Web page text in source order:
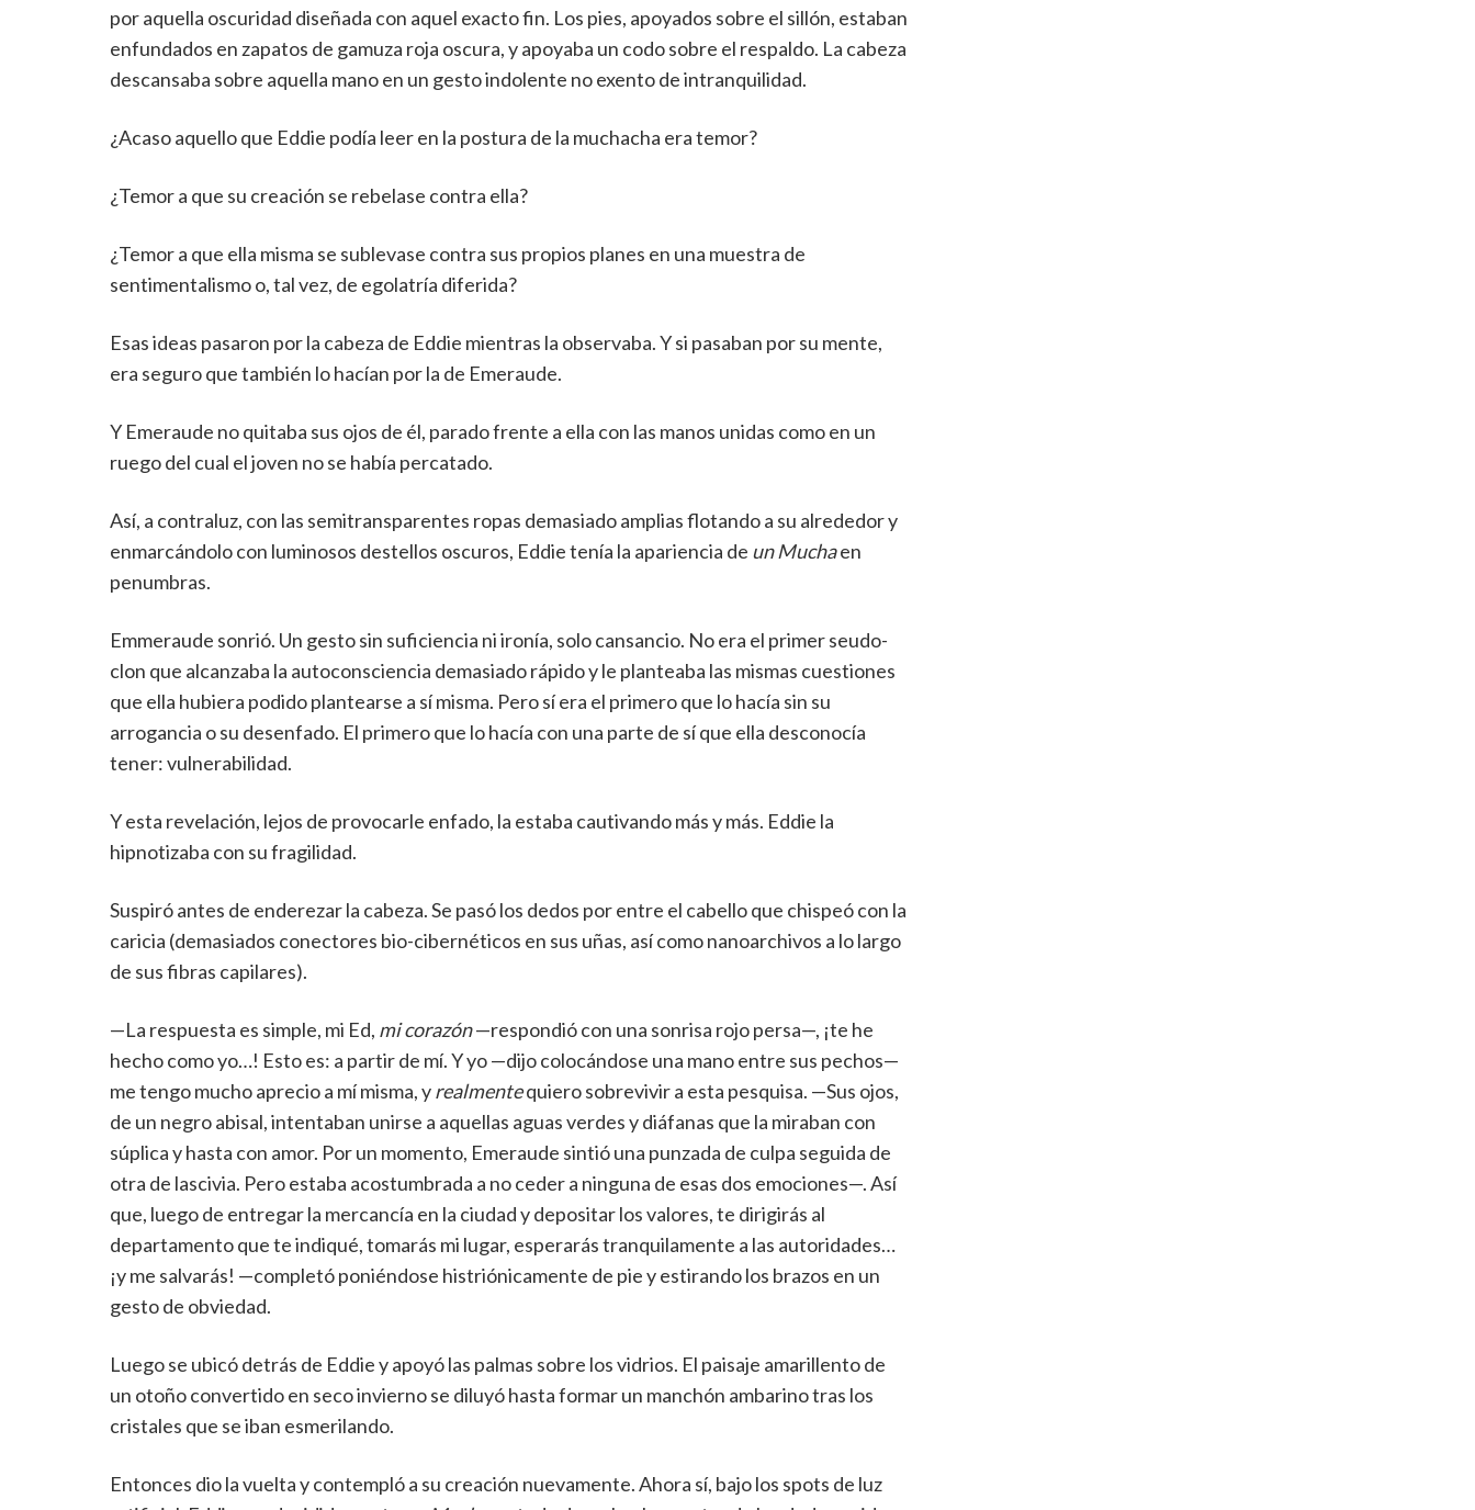
por aquella oscuridad diseñada con aquel exacto fin. Los pies, apoyados sobre el sillón, estaban
enfundados en zapatos de gamuza roja oscura, y apoyaba un codo sobre el respaldo. La cabeza
descansaba sobre aquella mano en un gesto indolente no exento de intranquilidad.
¿Acaso aquello que Eddie podía leer en la postura de la muchacha era temor?
¿Temor a que su creación se rebelase contra ella?
¿Temor a que ella misma se sublevase contra sus propios planes en una muestra de
sentimentalismo o, tal vez, de egolatría diferida?
Esas ideas pasaron por la cabeza de Eddie mientras la observaba. Y si pasaban por su mente,
era seguro que también lo hacían por la de Emeraude.
Y Emeraude no quitaba sus ojos de él, parado frente a ella con las manos unidas como en un
ruego del cual el joven no se había percatado.
Así, a contraluz, con las semitransparentes ropas demasiado amplias flotando a su alrededor y
enmarcándolo con luminosos destellos oscuros, Eddie tenía la apariencia de un Muchaen
penumbras.
Emmeraude sonrió. Un gesto sin suficiencia ni ironía, solo cansancio. No era el primer seudo-
clon que alcanzaba la autoconsciencia demasiado rápido y le planteaba las mismas cuestiones
que ella hubiera podido plantearse a sí misma. Pero sí era el primero que lo hacía sin su
arrogancia o su desenfado. El primero que lo hacía con una parte de sí que ella desconocía
tener: vulnerabilidad.
Y esta revelación, lejos de provocarle enfado, la estaba cautivando más y más. Eddie la
hipnotizaba con su fragilidad.
Suspiró antes de enderezar la cabeza. Se pasó los dedos por entre el cabello que chispeó con la
caricia (demasiados conectores bio-cibernéticos en sus uñas, así como nanoarchivos a lo largo
de sus fibras capilares).
—La respuesta es simple, mi Ed, mi corazón—respondió con una sonrisa rojo persa—, ¡te he
hecho como yo…! Esto es: a partir de mí. Y yo —dijo colocándose una mano entre sus pechos—
me tengo mucho aprecio a mí misma, yrealmentequiero sobrevivir a esta pesquisa. —Sus ojos,
de un negro abisal, intentaban unirse a aquellas aguas verdes y diáfanas que la miraban con
súplica y hasta con amor. Por un momento, Emeraude sintió una punzada de culpa seguida de
otra de lascivia. Pero estaba acostumbrada a no ceder a ninguna de esas dos emociones—. Así
que, luego de entregar la mercancía en la ciudad y depositar los valores, te dirigirás al
departamento que te indiqué, tomarás mi lugar, esperarás tranquilamente a las autoridades…
¡y me salvarás! —completó poniéndose histriónicamente de pie y estirando los brazos en un
gesto de obviedad.
Luego se ubicó detrás de Eddie y apoyó las palmas sobre los vidrios. El paisaje amarillento de
un otoño convertido en seco invierno se diluyó hasta formar un manchón ambarino tras los
cristales que se iban esmerilando.
Entonces dio la vuelta y contempló a su creación nuevamente. Ahora sí, bajo los spots de luz